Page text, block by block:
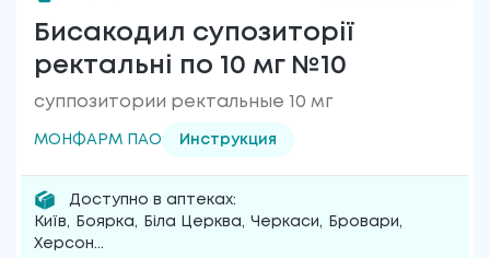
Бисакодил супозиторії
ректальні по 10 мг №10
суппозитории ректальные 10 мг
МОНФАРМ ПАО Инструкция
Доступно в аптеках:
Київ, Боярка, Біла Церква, Черкаси, Бровари,
Херсон...